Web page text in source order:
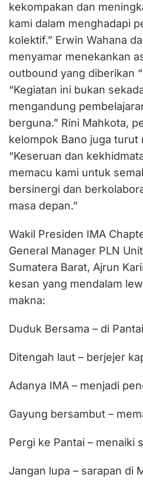
kekompakan dan
kami dalam menghadapi
kolektif.” Erwin Wahana
menyamar menekankan
outbound yang diberikan
“Kegiatan ini bukan
mengandung
berguna.” Rini Mahkota,
kelompok Bano juga turut
“Keseruan dan
memacu kami untuk
bersinergi dan
masa depan.”
Wakil Presiden IMA
General Manager PLN
Sumatera Barat, Ajrun
kesan yang mendalam
makna:
Duduk Bersama – di
Ditengah laut – berjejer
Adanya IMA – menjadi
Gayung bersambut –
Pergi ke Pantai – menaiki
Jangan lupa – sarapan di